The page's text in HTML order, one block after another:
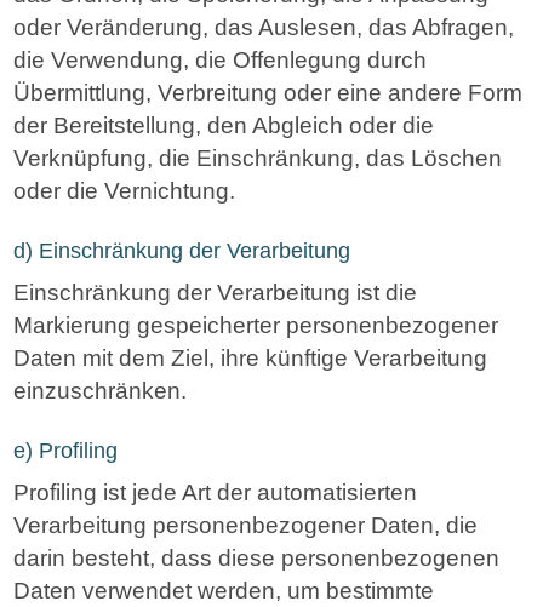
oder Veränderung, das Auslesen, das Abfragen,
die Verwendung, die Offenlegung durch
Übermittlung, Verbreitung oder eine andere Form
der Bereitstellung, den Abgleich oder die
Verknüpfung, die Einschränkung, das Löschen
oder die Vernichtung.
d) Einschränkung der Verarbeitung
Einschränkung der Verarbeitung ist die
Markierung gespeicherter personenbezogener
Daten mit dem Ziel, ihre künftige Verarbeitung
einzuschränken.
e) Profiling
Profiling ist jede Art der automatisierten
Verarbeitung personenbezogener Daten, die
darin besteht, dass diese personenbezogenen
Daten verwendet werden, um bestimmte